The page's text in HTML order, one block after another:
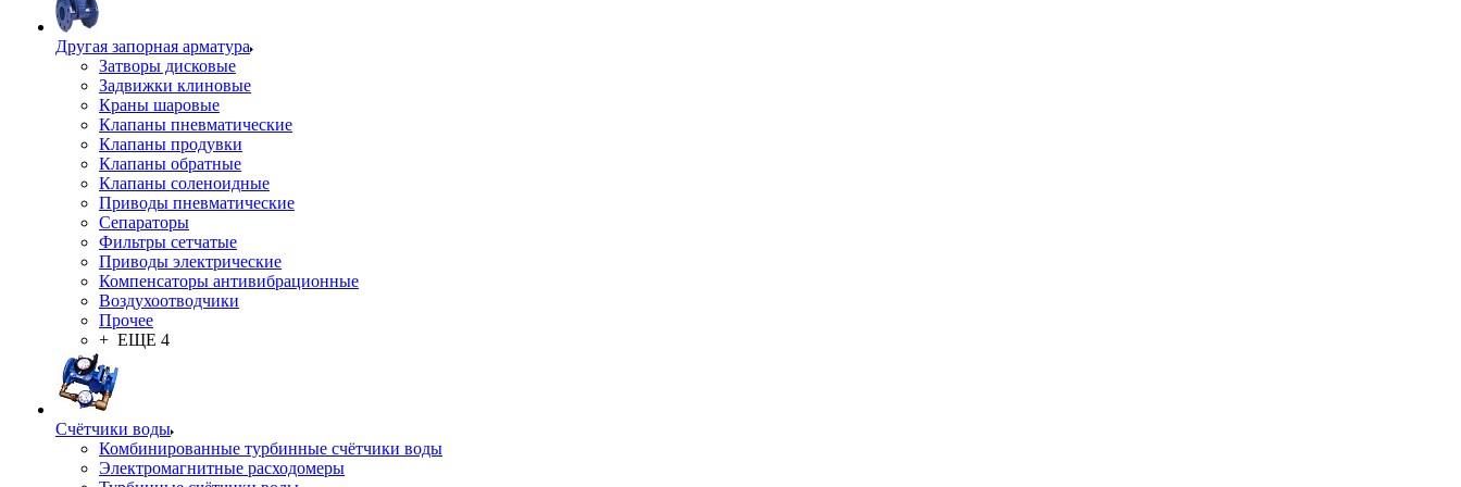
Другая запорная арматура
Затворы дисковые
Задвижки клиновые
Краны шаровые
Клапаны пневматические
Клапаны продувки
Клапаны обратные
Клапаны соленоидные
Приводы пневматические
Сепараторы
Фильтры сетчатые
Приводы электрические
Компенсаторы антивибрационные
Воздухоотводчики
Прочее
+ ЕЩЕ 4
Счётчики воды
Комбинированные турбинные счётчики воды
Электромагнитные расходомеры